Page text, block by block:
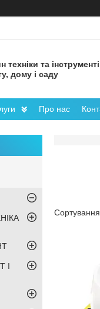
техніки та
дому і саду
Про нас
І